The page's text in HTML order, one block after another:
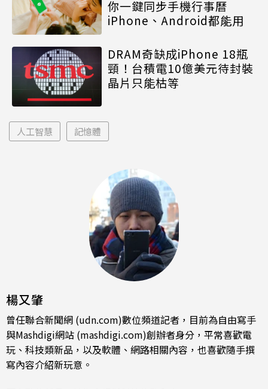
你一鍵同步手機行事曆
iPhone、Android都能用
DRAM奇缺成iPhone 18瓶
頸！台積電10億美元待封裝
晶片只能枯等
人工智慧 記憶體
楊又肇
曾任聯合新聞網 (udn.com)數位頻道記者，目前為自由寫手
與Mashdigi網站 (mashdigi.com)創辦者身分，平常喜歡電
玩、科技類新品，以及軟體、網路相關內容，也喜歡隨手撰
寫內容介紹新玩意。